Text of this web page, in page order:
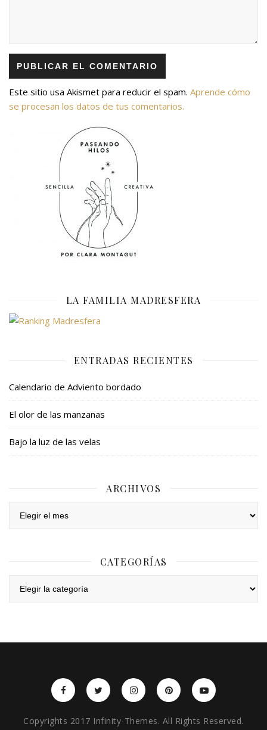
Este sitio usa Akismet para reducir el spam. Aprende cómo
se procesan los datos de tus comentarios.
LA FAMILIA MADRESFERA
ENTRADAS RECIENTES
Calendario de Adviento bordado
El olor de las manzanas
Bajo la luz de las velas
ARCHIVOS
CATEGORÍAS
Copyrights 2017 Infinity-Themes. All Rights Reserved.